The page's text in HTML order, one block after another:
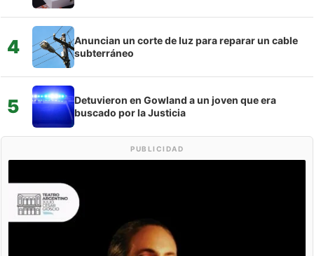
4
Anuncian un corte de luz para reparar un cable
subterráneo
5
Detuvieron en Gowland a un joven que era
buscado por la Justicia
PUBLICIDAD